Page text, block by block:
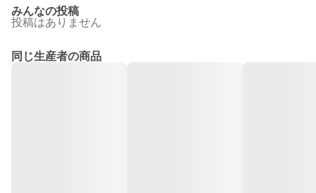
みんなの投稿
投稿はありません
同じ生産者の商品